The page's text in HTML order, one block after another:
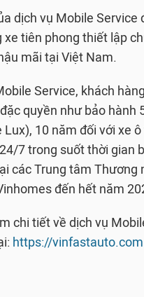
dịch vụ Mobile Service
xe tiên phong thiết lập
mãi tại Việt Nam.
Service, khách
quyền như bảo hành
Lux), 10 năm đối với xe
7 trong suốt thời gian
các Trung tâm Thương
đến hết năm
chi tiết về dịch vụ
https://vinfastauto.com